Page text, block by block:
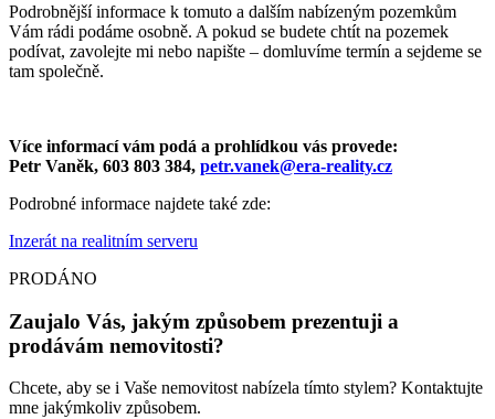
Podrobnější informace k tomuto a dalším nabízeným pozemkům
Vám rádi podáme osobně. A pokud se budete chtít na pozemek
podívat, zavolejte mi nebo napište – domluvíme termín a sejdeme se
tam společně.
Více informací vám podá a prohlídkou vás provede:
Petr Vaněk, 603 803 384, petr.vanek@era-reality.cz
Podrobné informace najdete také zde:
Inzerát na realitním serveru
PRODÁNO
Zaujalo Vás, jakým způsobem prezentuji a
prodávám nemovitosti?
Chcete, aby se i Vaše nemovitost nabízela tímto stylem? Kontaktujte
mne jakýmkoliv způsobem.